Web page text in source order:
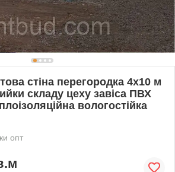
стіна перегородка 4х10 м
складу цеху завіса ПВХ
вологостійка
опт